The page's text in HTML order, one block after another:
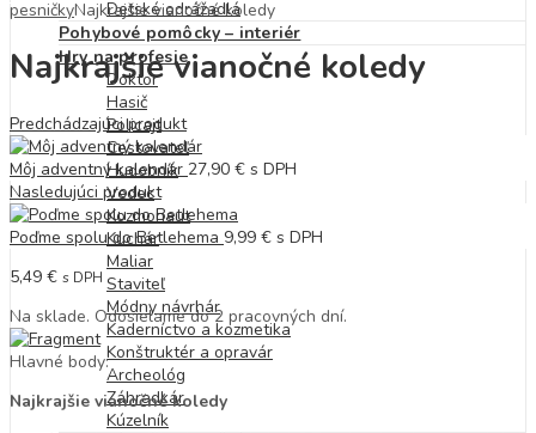
Detské odrážadlá
Pohybové pomôcky – interiér
Hry na profesie
Doktor
Hasič
Policajt
Cestovateľ
Hudobník
Vedec
Kozmonaut
Kuchár
Maliar
Staviteľ
Módny návrhár
Kaderníctvo a kozmetika
Konštruktér a opravár
Archeológ
Záhradkár
Kúzelník
pesničkyNajkrajšie vianočné koledy
Najkrajšie vianočné koledy
Predchádzajúci produkt
Môj adventný kalendár 27,90 € s DPH
Nasledujúci produkt
Poďme spolu do Betlehema 9,99 € s DPH
5,49 € s DPH
Na sklade. Odosielame do 2 pracovných dní.
Hlavné body:
Najkrajšie vianočné koledy